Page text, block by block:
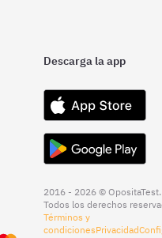
Descarga la app
2016 - 2026 © OpositaTest.
Todos los derechos
Términos y
condicionesPrivacidad